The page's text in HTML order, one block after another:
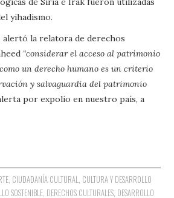
yihadismo.
alertó la relatora de derechos
“considerar el acceso al patrimonio
un derecho humano es un criterio
y salvaguardia del patrimonio
por expolio en nuestro país, a
, CIUDADANÍA CULTURAL CULTURA Y DESARROLLO
SOSTENIBLE DERECHOS CULTURALES DESARROLLO